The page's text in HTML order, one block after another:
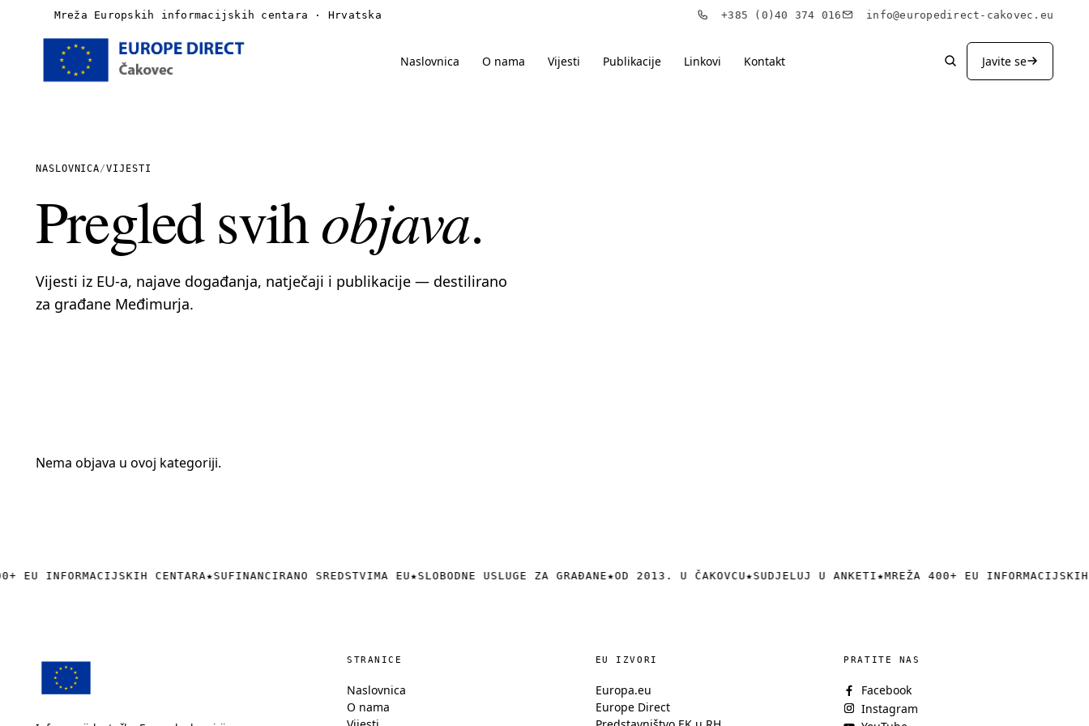
Mreža Europskih informacijskih centara · Hrvatska +385 (0)40 374 016 info@europedirect-cakovec.eu
Naslovnica O nama Vijesti Publikacije Linkovi Kontakt Javite se
Vijesti
Publikacije
Linkovi
NASLOVNICA/VIJESTI
Pregled svihobjava.
Vijesti iz EU-a, najave događanja, natječaji i publikacije — destilirano
za građane Međimurja.
Nema objava u ovoj kategoriji.
EU INFORMACIJSKIH CENTARA★SUFINANCIRANO SREDSTVIMA EU★SLOBODNE USLUGE ZA GRAĐANE★OD 2013. U ČAKOVCU★SUDJELUJ U ANKETI★MREŽA 400+ EU INFORMACIJSKIH
STRANICE
Naslovnica
O nama
EU IZVORI
Europa.eu
Europe Direct
PRATITE NAS
Facebook
Instagram